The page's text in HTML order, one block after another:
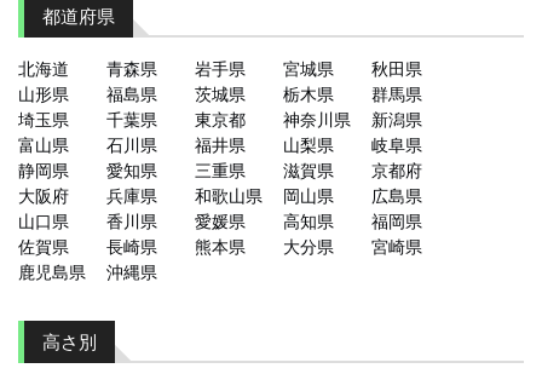
都道府県
北海道 青森県 岩手県 宮城県
秋田県
山形県
福島県 茨城県 栃木県
群馬県
埼玉県
千葉県 東京都 神奈川県
新潟県
富山県
石川県 福井県 山梨県
岐阜県
静岡県
愛知県 三重県 滋賀県
京都府
大阪府
兵庫県 和歌山県 岡山県
広島県
山口県
香川県 愛媛県 高知県
福岡県
佐賀県
長崎県 熊本県 大分県
宮崎県
鹿児島県
沖縄県
高さ別